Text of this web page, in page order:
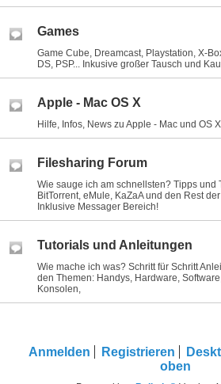
Games
Game Cube, Dreamcast, Playstation, X-
DS, PSP... Inkusive großer Tausch und
Apple - Mac OS X
Hilfe, Infos, News zu Apple - Mac und OS X
Filesharing Forum
Wie sauge ich am schnellsten? Tipps und
BitTorrent, eMule, KaZaA und den Rest
Inklusive Messager Bereich!
Tutorials und Anleitungen
Wie mache ich was? Schritt für Schritt
den Themen: Handys, Hardware,
Konsolen,
Anmelden Registrieren
oben